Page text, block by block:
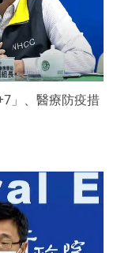
」、醫療防疫措